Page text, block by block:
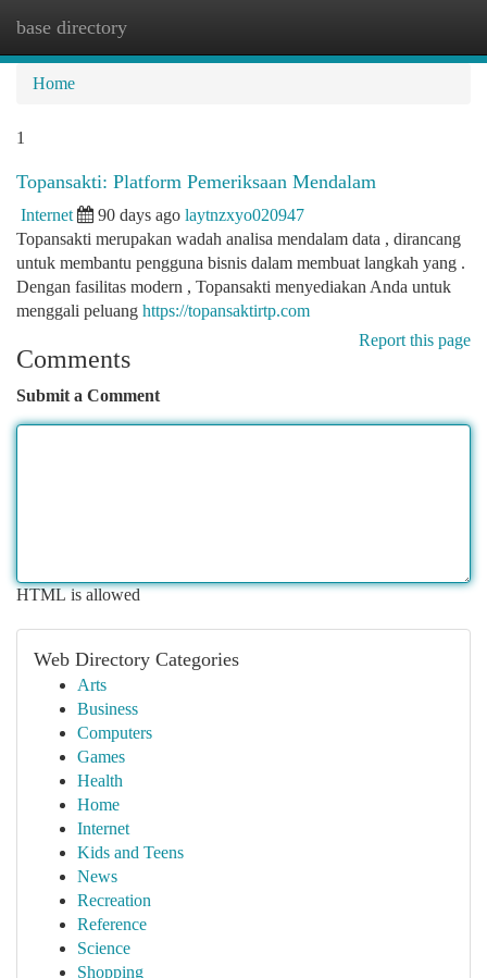
base directory
Home
1
Topansakti: Platform Pemeriksaan Mendalam
Internet 90 days ago laytnzxyo020947
Topansakti merupakan wadah analisa mendalam data , dirancang
untuk membantu pengguna bisnis dalam membuat langkah yang .
Dengan fasilitas modern , Topansakti menyediakan Anda untuk
menggali peluang https://topansaktirtp.com
Report this page
Comments
Submit a Comment
HTML is allowed
Web Directory Categories
Arts
Business
Computers
Games
Health
Home
Internet
Kids and Teens
News
Recreation
Reference
Science
Shopping